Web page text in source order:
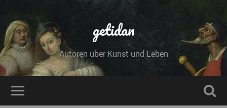
getidan
Autoren über Kunst und Leben